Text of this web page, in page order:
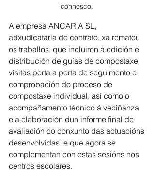
connosco.
A empresa ANCARIA SL,
adxudicataria do contrato, xa rematou
os traballos, que incluiron a edición e
distribución de guías de compostaxe,
visitas porta a porta de seguimento e
comprobación do proceso de
compostaxe individual, así como o
acompañamento técnico á veciñanza
e a elaboración dun informe final de
avaliación co conxunto das actuacións
desenvolvidas, e que agora se
complementan con estas sesións nos
centros escolares.